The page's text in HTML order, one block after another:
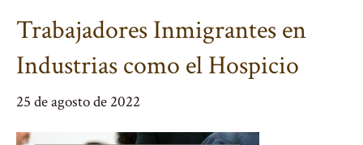
Trabajadores Inmigrantes en
Industrias como el Hospicio
25 de agosto de 2022